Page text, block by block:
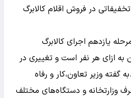
تخفیفاتی در فروش اقلام کالابرگ
یازدهم اجرای کالابرگ
ازای هر نفر است و تغییری در
وزیر تعاون،کار و رفاه
وزارتخانه و دستگاه‌های مختلف